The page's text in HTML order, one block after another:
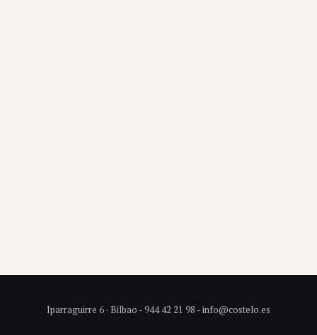
Iparraguirre 6 · Bilbao - 944 42 21 98 - info@costelo.es